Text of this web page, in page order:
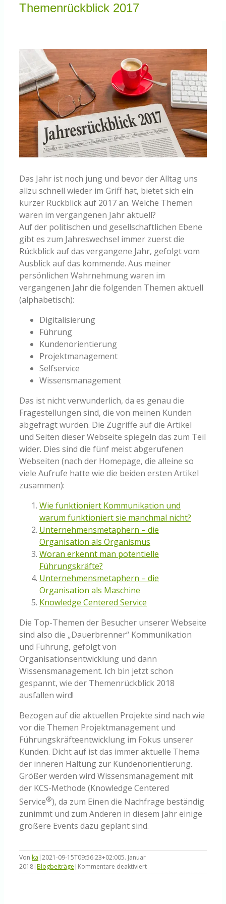
Knowledge Centered Service
Community
Shop
Themenrückblick 2017
grösseres
Bild
Das Jahr ist noch jung und bevor der Alltag uns
allzu schnell wieder im Griff hat, bietet sich ein
kurzer Rückblick auf 2017 an. Welche Themen
waren im vergangenen Jahr aktuell?
Auf der politischen und gesellschaftlichen Ebene
gibt es zum Jahreswechsel immer zuerst die
Rückblick auf das vergangene Jahr, gefolgt vom
Ausblick auf das kommende. Aus meiner
persönlichen Wahrnehmung waren im
vergangenen Jahr die folgenden Themen aktuell
(alphabetisch):
Digitalisierung
Führung
Kundenorientierung
Projektmanagement
Selfservice
Wissensmanagement
Das ist nicht verwunderlich, da es genau die
Fragestellungen sind, die von meinen Kunden
abgefragt wurden. Die Zugriffe auf die Artikel
und Seiten dieser Webseite spiegeln das zum Teil
wider. Dies sind die fünf meist abgerufenen
Webseiten (nach der Homepage, die alleine so
viele Aufrufe hatte wie die beiden ersten Artikel
zusammen):
Wie funktioniert Kommunikation und
warum funktioniert sie manchmal nicht?
Unternehmensmetaphern – die
Organisation als Organismus
Woran erkennt man potentielle
Führungskräfte?
Unternehmensmetaphern – die
Organisation als Maschine
Knowledge Centered Service
Die Top-Themen der Besucher unserer Webseite
sind also die „Dauerbrenner“ Kommunikation
und Führung, gefolgt von
Organisationsentwicklung und dann
Wissensmanagement. Ich bin jetzt schon
gespannt, wie der Themenrückblick 2018
ausfallen wird!
Bezogen auf die aktuellen Projekte sind nach wie
vor die Themen Projektmanagement und
Führungskräfteentwicklung im Fokus unserer
Kunden. Dicht auf ist das immer aktuelle Thema
der inneren Haltung zur Kundenorientierung.
Größer werden wird Wissensmanagement mit
der KCS-Methode (Knowledge Centered
Service®), da zum Einen die Nachfrage beständig
zunimmt und zum Anderen in diesem Jahr einige
größere Events dazu geplant sind.
Von ka |2021-09-15T09:56:23+02:005. Januar
2018|Blogbeiträge | Kommentare deaktiviertfür
Themenrückblick